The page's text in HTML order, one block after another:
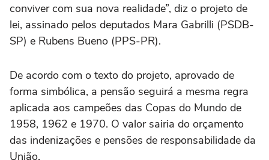
conviver com sua nova realidade”, diz o projeto de
lei, assinado pelos deputados Mara Gabrilli (PSDB-
SP) e Rubens Bueno (PPS-PR).
De acordo com o texto do projeto, aprovado de
forma simbólica, a pensão seguirá a mesma regra
aplicada aos campeões das Copas do Mundo de
1958, 1962 e 1970. O valor sairia do orçamento
das indenizações e pensões de responsabilidade da
União.